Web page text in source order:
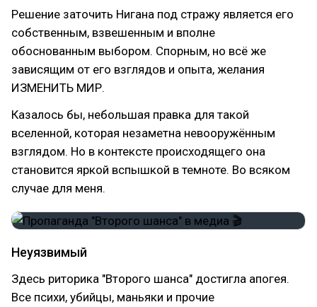
Решение заточить Нигана под стражу является его
собственным, взвешенным и вполне
обоснованным выбором. Спорным, но всё же
зависящим от его взглядов и опыта, желания
ИЗМЕНИТЬ МИР.
Казалось бы, небольшая правка для такой
вселенной, которая незаметна невооружённым
взглядом. Но в контексте происходящего она
становится яркой вспышкой в темноте. Во всяком
случае для меня.
Неуязвимый
Здесь риторика "Второго шанса" достигла апогея.
Все психи, убийцы, маньяки и прочие